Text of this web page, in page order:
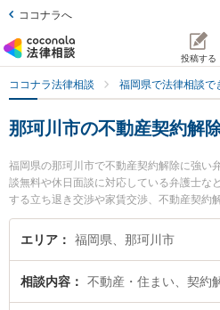
ココナラへ
投稿する
ココナラ法律相談 福岡県で法律相談で
那珂川市の不動産契約解
福岡県の那珂川市で不動産契約解除に強い
談無料や休日面談に対応している弁護士な
する立ち退き交渉や家賃交渉、不動産契約
索もでき便利です。特に弁護士法人Nexill
太郎弁護士や博多南法律事務所の谷川 貴啓
ラブル解決の実績豊富な近くの弁護士を検
契約解除を法律相談できる那珂川市内の弁
エリア 福岡県、那珂川市
相談内容 不動産・住まい、契約